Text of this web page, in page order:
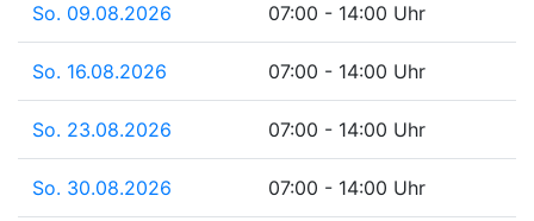
So. 09.08.2026 07:00 - 14:00 Uhr
So. 16.08.2026 07:00 - 14:00 Uhr
So. 23.08.2026 07:00 - 14:00 Uhr
So. 30.08.2026 07:00 - 14:00 Uhr